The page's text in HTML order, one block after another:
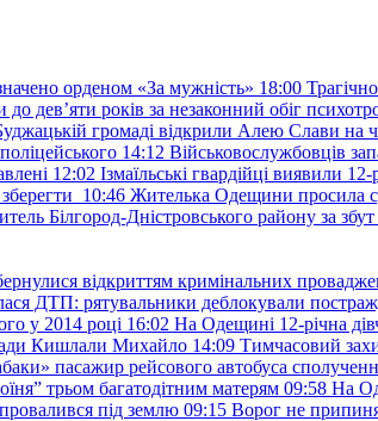
орденом «За мужність» 18:00
дев’яти років за незаконний обіг
громаді відкрили Алею Слави на
14:12 Військовослужбовців
12:02 Ізмаїльські гвардійці виявили
10:46 Жителька Одещини просила
Білгород-Дністровського району за
відкриттям кримінальних
ДТП: рятувальники деблокували
у 2014 році 16:02 На Одещині 12-річна
Кишлали Михайло 14:09 Тимчасовий
пасажир рейсового автобуса
трьом багатодітним матерям 09:58 На
під землю 09:15 Ворог не